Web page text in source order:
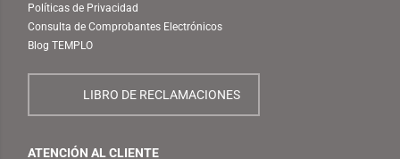
Políticas de Privacidad
Consulta de Comprobantes Electrónicos
Blog TEMPLO
LIBRO DE RECLAMACIONES
ATENCIÓN AL CLIENTE